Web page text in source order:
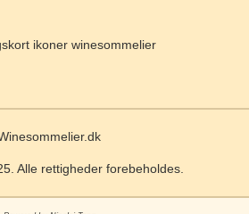
Alle rettigheder forebeholdes.